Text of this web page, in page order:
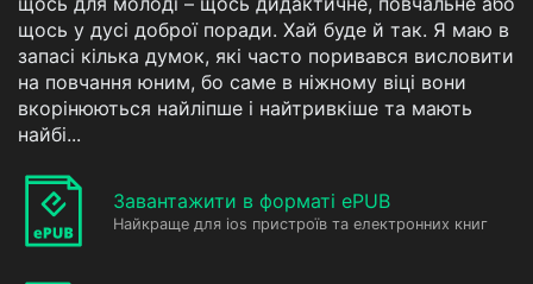
щось у дусі доброї поради. Хай буде й так. Я маю в
запасі кілька думок, які часто поривався висловити
на повчання юним, бо саме в ніжному віці вони
вкорінюються найліпше і найтривкіше та мають
найбі...
Завантажити в форматі ePUB
Найкраще для ios пристроїв та електронних книг